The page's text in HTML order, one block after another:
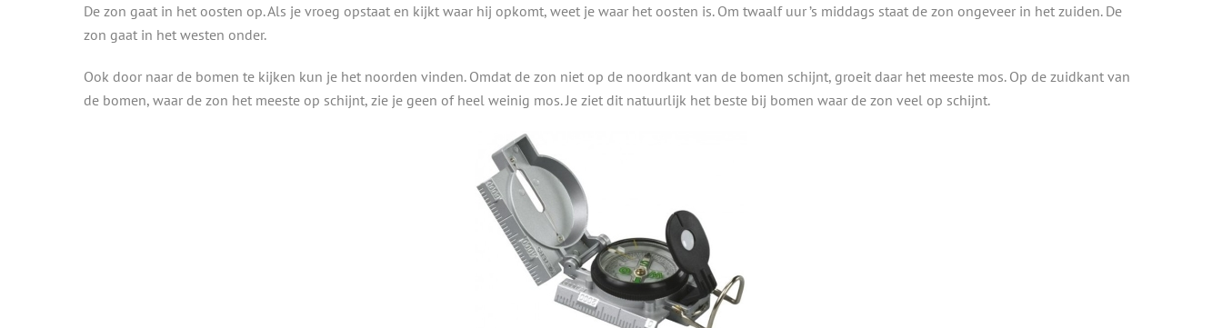
De zon gaat in het oosten op. Als je vroeg opstaat en kijkt waar hij opkomt, weet je waar het oosten is. Om twaalf uur ’s middags staat de zon ongeveer in het zuiden. De
zon gaat in het westen onder.
Ook door naar de bomen te kijken kun je het noorden vinden. Omdat de zon niet op de noordkant van de bomen schijnt, groeit daar het meeste mos. Op de zuidkant van
de bomen, waar de zon het meeste op schijnt, zie je geen of heel weinig mos. Je ziet dit natuurlijk het beste bij bomen waar de zon veel op schijnt.